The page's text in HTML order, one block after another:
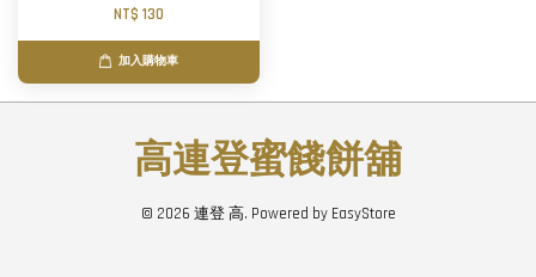
NT$ 130
加入購物車
高連登蜜餞餅舖
© 2026 連登 高. Powered by EasyStore